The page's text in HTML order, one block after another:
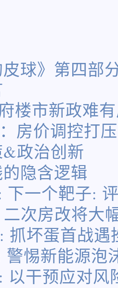
皮球》第四部
楼市新政难
房价调控打
政治创新
隐含逻辑
下一个靶子:
二次房改将大
抓坏蛋首战遇
警惕新能源泡
以干预应对风